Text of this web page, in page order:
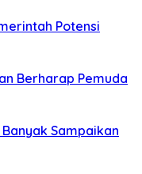
Potensi
Berharap Pemuda
Sampaikan